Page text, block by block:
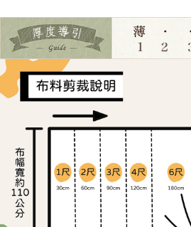
資料（包含姓名、電話或地址）提供予台灣大
由本公司與您本人進行分期帳單所需資料之確
3.完整用戶服務條款，請詳閱以下連結：
※ 交易是否成功請以「AFTEE先享後付 」之
是否繳費成功／繳費後需取消欲退款等相關
客戶支援中心」https://
【注意事項】
１．透過由恩沛科技股份有限公司提供之「
易，需依本服務之必要範圍內提供個人資料，
權轉讓予恩沛科技股份有限公司。
２．關於個人資料處理事宜，請瀏覽以下網址：
https://aftee.tw/terms/#terms3
３．未成年的使用者請事先徵得法定代理人
「AFTEE先享後付」，若未經同意申辦者引起
任。
４．使用「AFTEE先享後付」時，將依據個別
時審查核予不同之上限額度；若仍有額度不
請求用戶進行身份認證。
５．嚴禁一人註冊多個帳號或使用他人資訊
離島宅配
每筆NT$240